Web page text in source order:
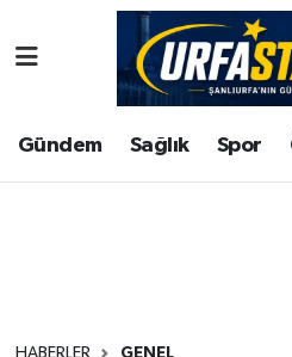
Gündem Sağlık Spor
HABERLER GENEL
ASAYİS
ÇEVRE
Şanlıurfa Nöbetçi
Şanlıurfa Hava Durumu